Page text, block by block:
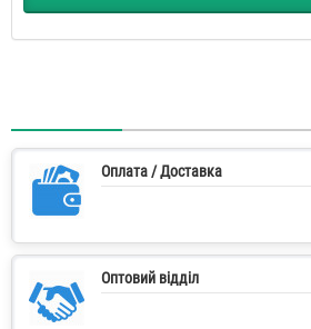
Оплата / Доставка
Оптовий відділ